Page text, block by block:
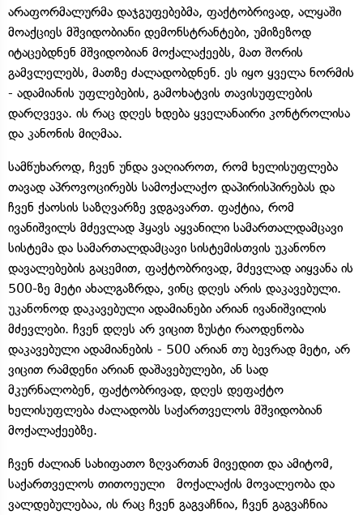
არაფორმალურმა დაჯგუფებებმა, ფაქტობრივად, ალყაში
მოაქციეს მშვიდობიანი დემონსტრანტები, უმიზეზოდ
იტაცებდნენ მშვიდობიან მოქალაქეებს, მათ შორის
გამვლელებს, მათზე ძალადობდნენ. ეს იყო ყველა ნორმის
- ადამიანის უფლებების, გამოხატვის თავისუფლების
დარღვევა. ის რაც დღეს ხდება ყველანაირი კონტროლისა
და კანონის მიღმაა.
სამწუხაროდ, ჩვენ უნდა ვაღიაროთ, რომ ხელისუფლება
თავად აპროვოცირებს სამოქალაქო დაპირისპირებას და
ჩვენ ქაოსის საზღვარზე ვდგავართ. ფაქტია, რომ
ივანიშვილს მძევლად ჰყავს აყვანილი სამართალდამცავი
სისტემა და სამართალდამცავი სისტემისთვის უკანონო
დავალებების გაცემით, ფაქტობრივად, მძევლად აიყვანა ის
500-ზე მეტი ახალგაზრდა, ვინც დღეს არის დაკავებული.
უკანონოდ დაკავებული ადამიანები არიან ივანიშვილის
მძევლები. ჩვენ დღეს არ ვიცით ზუსტი რაოდენობა
დაკავებული ადამიანების - 500 არიან თუ ბევრად მეტი, არ
ვიცით რამდენი არიან დაშავებულები, ან სად
მკურნალობენ, ფაქტობრივად, დღეს დეფაქტო
ხელისუფლება ძალადობს საქართველოს მშვიდობიან
მოქალაქეებზე.
ჩვენ ძალიან სახიფათო ზღვართან მივედით და ამიტომ,
საქართველოს თითოეული მოქალაქის მოვალეობა და
ვალდებულებაა, ის რაც ჩვენ გაგვაჩნია, ჩვენ გაგვაჩნია